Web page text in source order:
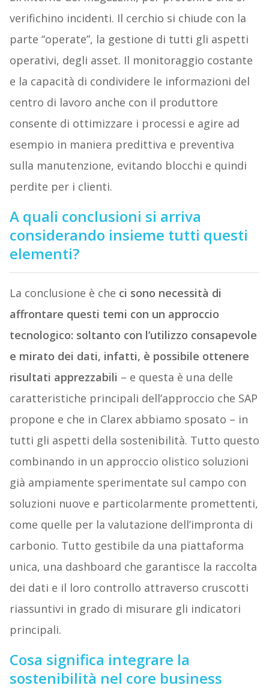
verifichino incidenti. Il cerchio si chiude con la
parte “operate”, la gestione di tutti gli aspetti
operativi, degli asset. Il monitoraggio costante
e la capacità di condividere le informazioni del
centro di lavoro anche con il produttore
consente di ottimizzare i processi e agire ad
esempio in maniera predittiva e preventiva
sulla manutenzione, evitando blocchi e quindi
perdite per i clienti.
A quali conclusioni si arriva
considerando insieme tutti questi
elementi?
La conclusione è che ci sono necessità di
affrontare questi temi con un approccio
tecnologico: soltanto con l’utilizzo consapevole
e mirato dei dati, infatti, è possibile ottenere
risultati apprezzabili – e questa è una delle
caratteristiche principali dell’approccio che SAP
propone e che in Clarex abbiamo sposato – in
tutti gli aspetti della sostenibilità. Tutto questo
combinando in un approccio olistico soluzioni
già ampiamente sperimentate sul campo con
soluzioni nuove e particolarmente promettenti,
come quelle per la valutazione dell’impronta di
carbonio. Tutto gestibile da una piattaforma
unica, una dashboard che garantisce la raccolta
dei dati e il loro controllo attraverso cruscotti
riassuntivi in grado di misurare gli indicatori
principali.
Cosa significa integrare la
sostenibilità nel core business